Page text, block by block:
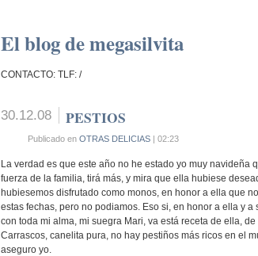
El blog de megasilvita
CONTACTO: TLF: /
30.12.08 PESTIOS
Publicado en OTRAS DELICIAS| 02:23
La verdad es que este año no he estado yo muy navideña
fuerza de la familia, tirá más, y mira que ella hubiese
hubiesemos disfrutado como monos, en honor a ella que
estas fechas, pero no podiamos. Eso si, en honor a ella y a
con toda mi alma, mi suegra Mari, va está receta de ella,
Carrascos, canelita pura, no hay pestiños más ricos en el
aseguro yo.